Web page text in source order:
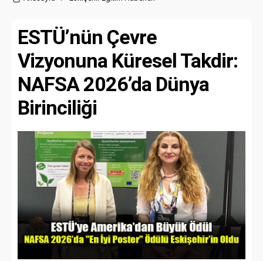
ESTÜ’nün Çevre
Vizyonuna Küresel Takdir:
NAFSA 2026’da Dünya
Birinciliği